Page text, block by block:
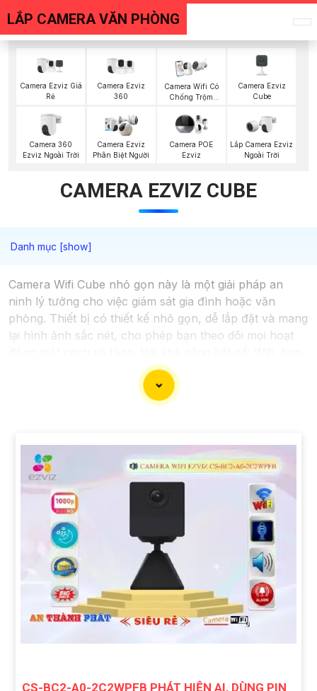
LẮP CAMERA VĂN PHÒNG
Camera Ezviz Giá
Rẻ
Camera Ezviz
360
Camera Wifi Có
Chống Trộm
Camera Ezviz
Cube
Camera 360
Ezviz Ngoài Trời
Camera Ezviz
Phân Biệt Người
Camera POE
Ezviz
Lắp Camera Ezviz
Ngoài Trời
CAMERA EZVIZ CUBE
Camera Wifi Cube nhỏ gọn này là một giải pháp an
ninh lý tưởng cho việc giám sát gia đình hoặc văn
phòng. Thiết bị có thiết kế nhỏ gọn, dễ lắp đặt và mang
lại hình ảnh sắc nét, cho phép bạn theo dõi mọi hoạt
có thể xem trực tiếp hoặc lưu trữ hình ảnh từ xa thông
qua ứng dụng điện thoại thông minh. Đèn hồng ngoại
thông minh giúp quan sát ban đêm mà không làm mờ
động đáng ngờ. Với camera này, bạn có thể yên tâm
theo dõi và bảo vệ căn nhà hoặc văn phòng của mình
mọi lúc mọi nơi.
CS-BC2-A0-2C2WPFB PHÁT HIỆN AI, DÙNG PIN